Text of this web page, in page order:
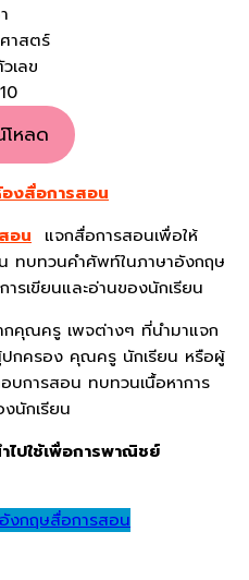
าสตร์
เลข
โหลด
งสื่อการสอน
อน แจกสื่อการสอนเพื่อให้
ทบทวนคำศัพท์ในภาษาอังกฤษ
เขียนและอ่านของนักเรียน
กคุณครู เพจต่างๆ ที่นำมาแจก
ปกครอง คุณครู นักเรียน หรือผู้
อบการสอน ทบทวนเนื้อหาการ
นักเรียน
ไปใช้เพื่อการพาณิชย์
งกฤษสื่อการสอน